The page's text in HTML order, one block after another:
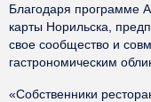
Благодаря программе
карты Норильска,
свое сообщество и
гастрономическим
«Собственники